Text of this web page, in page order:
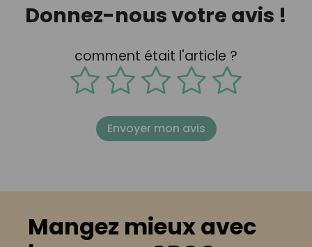
Donnez-nous votre avis !
comment était l'article ?
Envoyer mon avis
Mangez mieux avec